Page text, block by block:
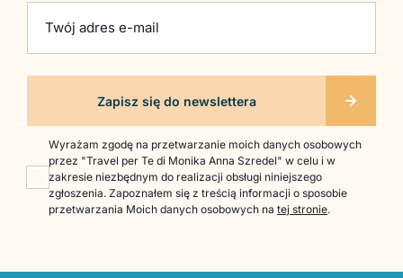
Twój adres e-mail
Wyrażam zgodę na przetwarzanie moich danych osobowych
przez "Travel per Te di Monika Anna Szredel" w celu i w
zakresie niezbędnym do realizacji obsługi niniejszego
zgłoszenia. Zapoznałem się z treścią informacji o sposobie
przetwarzania Moich danych osobowych na tej stronie.